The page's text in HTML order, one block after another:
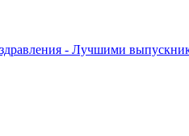
- Лучшими